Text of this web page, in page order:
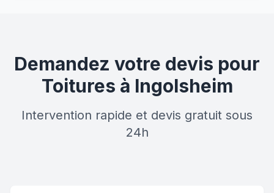
Demandez votre devis pour
Toitures à Ingolsheim
Intervention rapide et devis gratuit sous
24h